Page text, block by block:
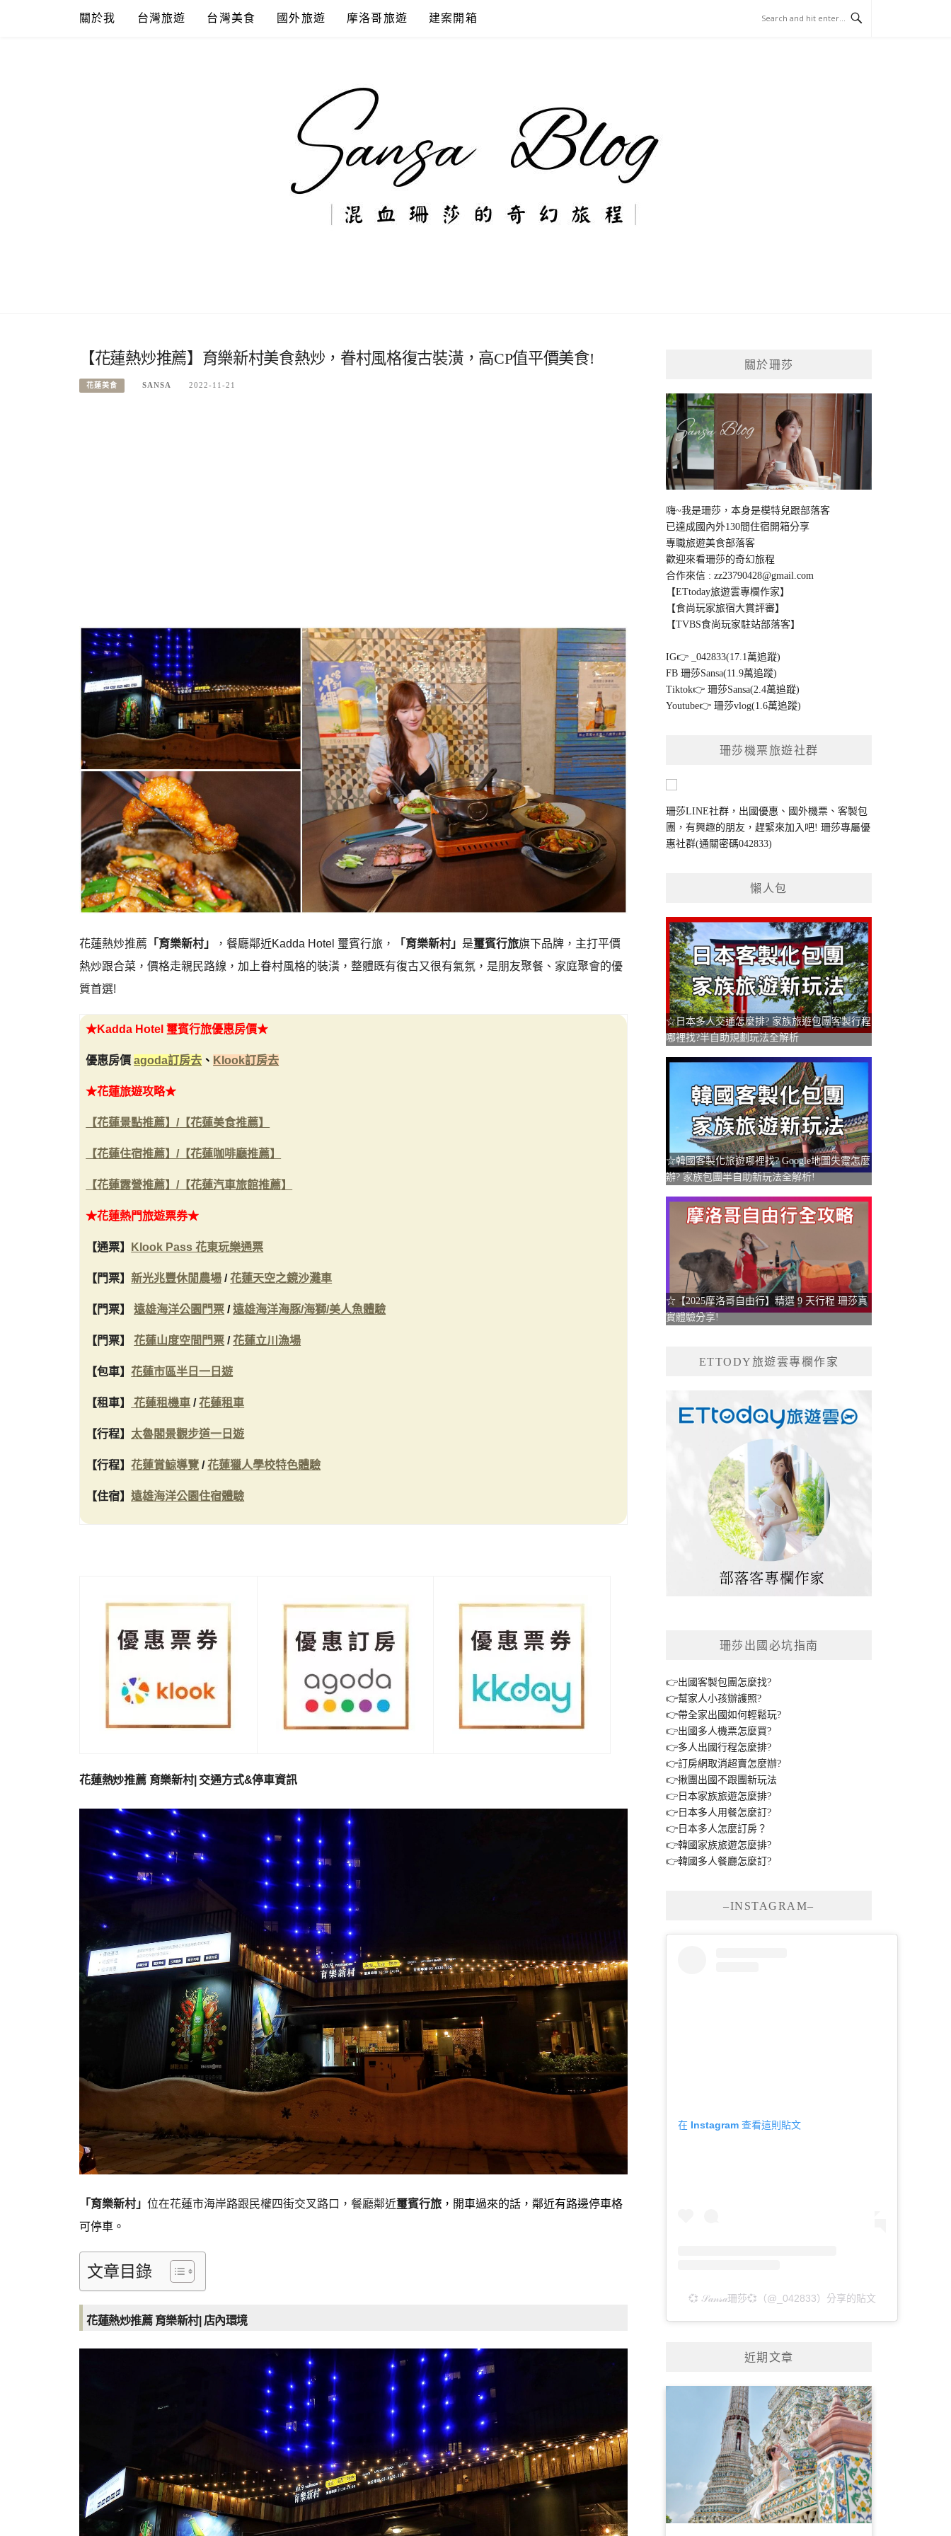
關於我 台灣旅遊 台灣美食 國外旅遊 摩洛哥旅遊 建案開箱
【花蓮熱炒推薦】育樂新村美食熱炒，眷村風格復古裝潢，高CP值平價美食!
花蓮美食 SANSA 2022-11-21
花蓮熱炒推薦 「育樂新村」 ，餐廳鄰近Kadda Hotel 璽賓行旅， 「育樂新村」 是璽賓行旅旗下品牌，主打平價
熱炒跟合菜，價格走親民路線，加上眷村風格的裝潢，整體既有復古又很有氣氛，是朋友聚餐、家庭聚會的優
質首選!
★Kadda Hotel 璽賓行旅優惠房價★
優惠房價agoda訂房去 、 Klook訂房去
★花蓮旅遊攻略★
【花蓮景點推薦】/【花蓮美食推薦】
【花蓮住宿推薦】/【花蓮咖啡廳推薦】
【花蓮露營推薦】/【花蓮汽車旅館推薦】
★花蓮熱門旅遊票券★
【通票】 Klook Pass 花東玩樂通票
【門票】新光兆豐休閒農場 /花蓮天空之鏡沙灘車
【門票】 遠雄海洋公園門票 /遠雄海洋海豚/海獅/美人魚體驗
【門票】花蓮山度空間門票 /花蓮立川漁場
【包車】花蓮市區半日一日遊
【租車】 花蓮租機車 /花蓮租車
【行程】 太魯閣景觀步道一日遊
【行程】花蓮賞鯨導覽 /花蓮獵人學校特色體驗
【住宿】遠雄海洋公園住宿體驗
花蓮熱炒推薦 育樂新村| 交通方式&停車資訊
「育樂新村」 位在花蓮市海岸路跟民權四街交叉路口，餐廳鄰近璽賓行旅 ，開車過來的話，鄰近有路邊停車格
可停車。
文章目錄
花蓮熱炒推薦 育樂新村| 店內環境
關於珊莎
嗨~我是珊莎，本身是模特兒跟部落客
已達成國內外130間住宿開箱分享
專職旅遊美食部落客
歡迎來看珊莎的奇幻旅程
合作來信 :zz23790428@gmail.com
【ETtoday旅遊雲專欄作家】
【食尚玩家旅宿大賞評審】
【TVBS食尚玩家駐站部落客】
IG👉
_042833(17.1萬追蹤)
FB珊莎Sansa(11.9萬追蹤)
Tiktok👉珊莎Sansa(2.4萬追蹤)
Youtube👉珊莎vlog(1.6萬追蹤)
珊莎機票旅遊社群
珊莎LINE社群，出國優惠、國外機票、客製包
團，有興趣的朋友，趕緊來加入吧!珊莎專屬優
惠社群(通關密碼042833)
懶人包
☆日本多人交通怎麼排? 家族旅遊包團客製行程
哪裡找?半自助規劃玩法全解析
☆韓國客製化旅遊哪裡找? Google地圖失靈怎麼
辦? 家族包團半自助新玩法全解析!
☆【2025摩洛哥自由行】精選 9 天行程 珊莎真
實體驗分享!
ETTODY旅遊雲專欄作家
珊莎出國必坑指南
👉出國客製包團怎麼找?
👉幫家人小孩辦護照?
👉帶全家出國如何輕鬆玩?
👉出國多人機票怎麼買?
👉多人出國行程怎麼排?
👉訂房網取消超賣怎麼辦?
👉揪團出國不跟團新玩法
👉日本家族旅遊怎麼排?
👉日本多人用餐怎麼訂?
👉日本多人怎麼訂房？
👉韓國家族旅遊怎麼排?
👉韓國多人餐廳怎麼訂?
–INSTAGRAM–
在 Instagram 查看這則貼文
💞 𝒮𝒶𝓃𝓈𝒶珊莎💞（@_042833）分享的貼文
近期文章